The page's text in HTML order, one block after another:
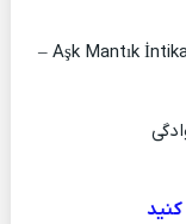
عشق ، منطق ، انتقام – Aşk Mantık İntikam –